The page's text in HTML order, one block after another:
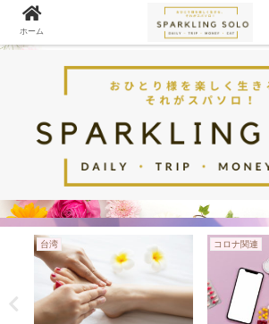
台湾 コロナ関連
ホーム